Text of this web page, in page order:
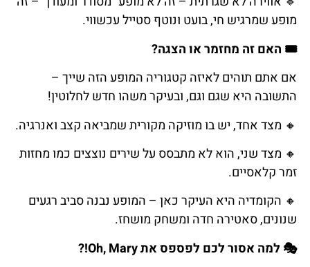
מופע שמרגיש חי, בועט ונוטף סטייל עכשווי.
🎟️ האם זה מחזמר או הצגה?
אם אתם תוהים לאיזה קטגוריה המופע הזה שייך –
התשובה היא שגם וגם, ובעיקר משהו חדש לחלוטין!
🔸 מצד אחד, יש בו מוזיקה מקורית שמביאה קצב ואנרגיה.
🔸 מצד שני, הוא לא מתבסס על שירים נוצצים כמו מחזות
זמר קלאסיים.
🔸 הקומדיה היא העיקר כאן – המופע נבנה סביב רגעים
שנונים, סאטירה חדה ומשחק מושחז.
🎭 למה אסור לכם לפספס את Oh, Mary!?